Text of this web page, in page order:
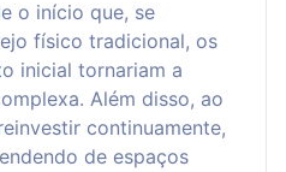
o início que, se
físico tradicional, os
inicial tornariam a
Além disso, ao
continuamente,
de espaços